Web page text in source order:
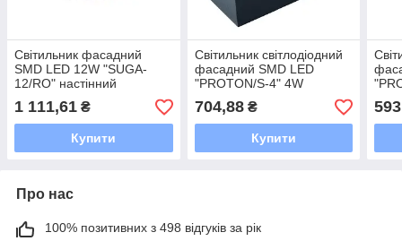
Світильник фасадний
SMD LED 12W "SUGA-
12/RO" настінний
1 111,61 ₴
Купити
Світильник світлодіодний
фасадний SMD LED
"PROTON/S-4" 4W
настінний
704,88₴
Купити
Про нас
100% позитивних з 498 відгуків за рік